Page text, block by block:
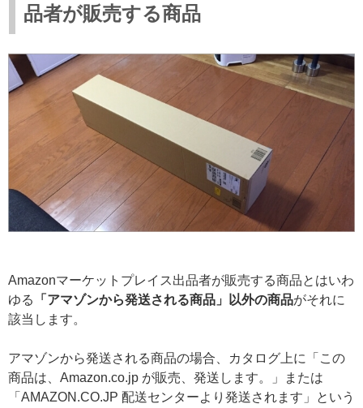
品者が販売する商品
Amazonマーケットプレイス出品者が販売する商品とはいわ
ゆる
「アマゾンから発送される商品」以外の商品がそれに
該当します。
アマゾンから発送される商品の場合、カタログ上に「この
商品は、Amazon.co.jp が販売、発送します。」または
「AMAZON.CO.JP 配送センターより発送されます」という